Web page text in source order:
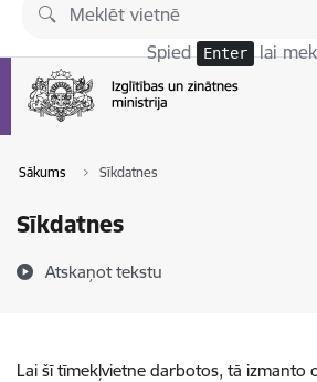
Pāriet uz lapas saturu
Spied Enter lai
Sākums Sīkdatnes
Sīkdatnes
Atskaņot tekstu
Lai šī tīmekļvietne darbotos, tā izmanto